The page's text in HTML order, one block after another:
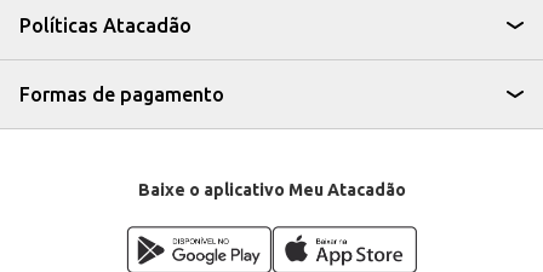
Políticas Atacadão
Formas de pagamento
Baixe o aplicativo Meu Atacadão